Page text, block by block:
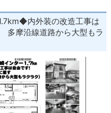
内外装の改造工事は
摩沿線道路から大型もラ